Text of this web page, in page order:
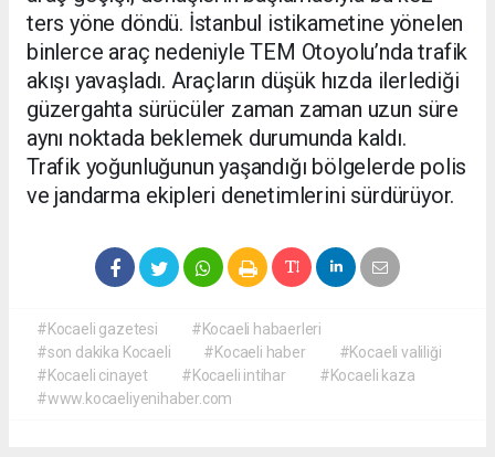
ters yöne döndü. İstanbul istikametine yönelen
binlerce araç nedeniyle TEM Otoyolu’nda trafik
akışı yavaşladı. Araçların düşük hızda ilerlediği
güzergahta sürücüler zaman zaman uzun süre
aynı noktada beklemek durumunda kaldı.
Trafik yoğunluğunun yaşandığı bölgelerde polis
ve jandarma ekipleri denetimlerini sürdürüyor.
#Kocaeli gazetesi
#Kocaeli habaerleri
#son dakika Kocaeli
#Kocaeli haber
#Kocaeli valiliği
#Kocaeli cinayet
#Kocaeli intihar
#Kocaeli kaza
#www.kocaeliyenihaber.com